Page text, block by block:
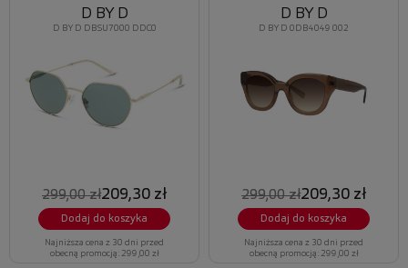
D BY D DBSU7000 DDC0
D BY D
299,00 zł209,30 zł
Dodaj do koszyka
Najniższa cena z 30 dni przed
obecną promocją: 299,00 zł
D BY D 0DB4049 002
D BY D
299,00 zł209,30 zł
Dodaj do koszyka
Najniższa cena z 30 dni przed
obecną promocją: 299,00 zł